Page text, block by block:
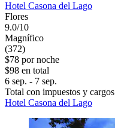
Hotel Casona del Lago
Flores
9.0/10
Magnífico
(372)
$78 por noche
$98 en total
6 sep. - 7 sep.
Total con impuestos y cargos
Hotel Casona del Lago